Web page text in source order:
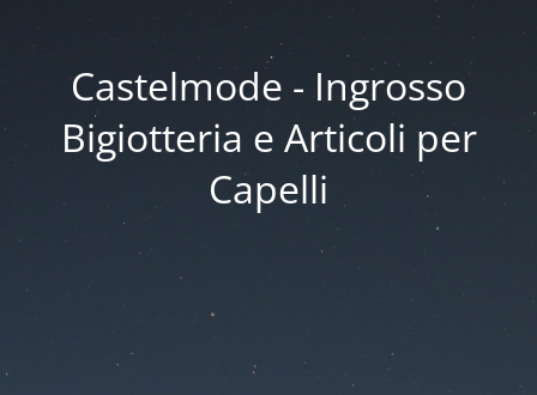
Castelmode - Ingrosso
Bigiotteria e Articoli per
Capelli